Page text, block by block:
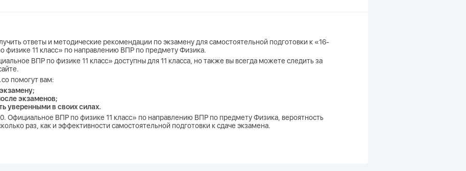
ответы и методические рекомендации по экзамену для самостоятельной подготовки к «16-
11 класс» по направлению ВПР по предмету Физика.
ВПР по физике 11 класс» доступны для 11 класса, но также вы всегда можете следить за
помогут вам:
экзаменов;
уверенными в своих силах.
Официальное ВПР по физике 11 класс» по направлению ВПР по предмету Физика, вероятность
раз, как и эффективности самостоятельной подготовки к сдаче экзамена.